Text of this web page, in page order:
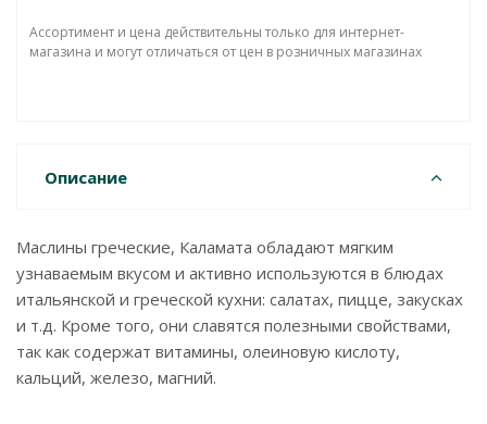
Ассортимент и цена действительны только для интернет-
магазина и могут отличаться от цен в розничных магазинах
Описание
Маслины греческие, Каламата обладают мягким
узнаваемым вкусом и активно используются в блюдах
итальянской и греческой кухни: салатах, пицце, закусках
и т.д. Кроме того, они славятся полезными свойствами,
так как содержат витамины, олеиновую кислоту,
кальций, железо, магний.